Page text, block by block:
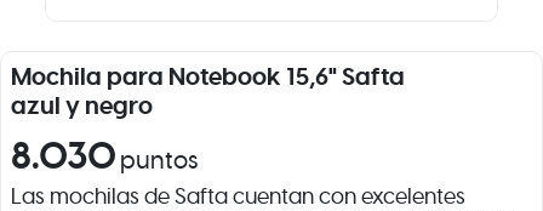
Mochila para Notebook 15,6" Safta
azul y negro
8.030 puntos
Las mochilas de Safta cuentan con excelentes